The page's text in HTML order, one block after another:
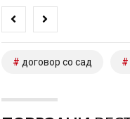
договор со сад